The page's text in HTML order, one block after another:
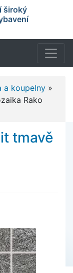
široký
a koupelny »
Rako
tmavě